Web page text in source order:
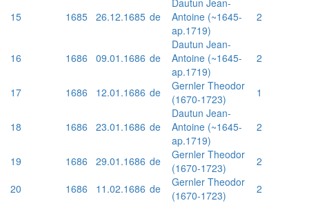
15 1685 26.12.1685 de
Antoine (~1645-
ap.1719)
2
16 1686 09.01.1686 de
Dautun Jean-
Antoine (~1645-
ap.1719)
2
17 1686 12.01.1686 de
Gernler Theodor
(1670-1723)
1
18 1686 23.01.1686 de
Dautun Jean-
Antoine (~1645-
ap.1719)
2
19 1686 29.01.1686 de
Gernler Theodor
(1670-1723)
2
20
1686 11.02.1686 de
Gernler Theodor
(1670-1723)
2